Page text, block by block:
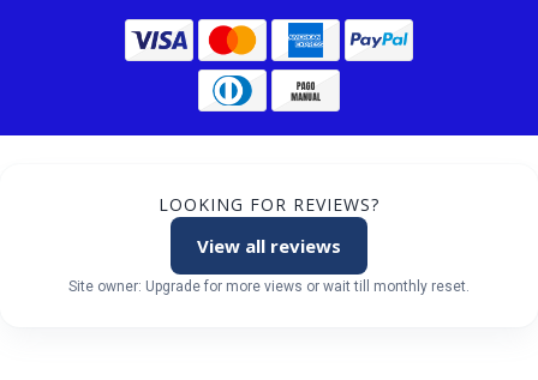
LOOKING FOR REVIEWS?
View all reviews
Site owner: Upgrade for more views or wait till monthly reset.